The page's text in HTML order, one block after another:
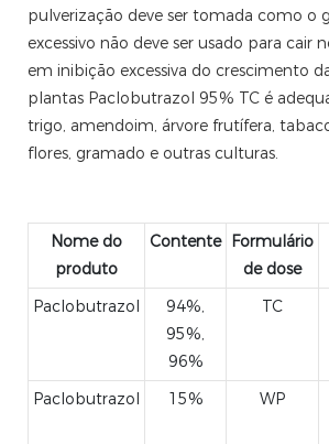
pulverização deve ser tomada como o
excessivo não deve ser usado para cair
em inibição excessiva do crescimento
plantas Paclobutrazol 95% TC é
trigo, amendoim, árvore frutífera,
flores, gramado e outras culturas.
Nome do
produto
Contente
Formulário
de dose
Paclobutrazol
94%,
95%,
96%
TC
Paclobutrazol 15% WP